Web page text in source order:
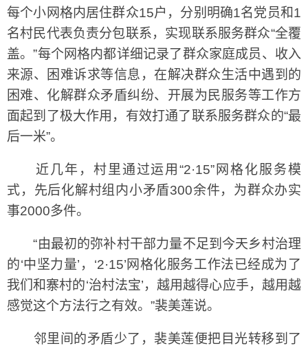
每个小网格内居住群众15户，分别明确1名党员和1
名村民代表负责分包联系，实现联系服务群众“全覆
盖。”每个网格内都详细记录了群众家庭成员、收入
来源、困难诉求等信息，在解决群众生活中遇到的
困难、化解群众矛盾纠纷、开展为民服务等工作方
面起到了极大作用，有效打通了联系服务群众的“最
后一米”。
近几年，村里通过运用“2·15”网格化服务模
式，先后化解村组内小矛盾300余件，为群众办实
事2000多件。
“由最初的弥补村干部力量不足到今天乡村治理
的‘中坚力量’，‘2·15’网格化服务工作法已经成为了
我们和寨村的‘治村法宝’，越用越得心应手，越用越
感觉这个方法行之有效。”裴美莲说。
邻里间的矛盾少了，裴美莲便把目光转移到了